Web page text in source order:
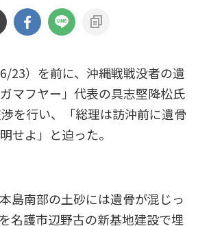
23）を前に、沖縄戦戦没者の遺
マフヤー」代表の具志堅降松氏
を行い、「総理は訪沖前に遺骨
せよ」と迫った。
島南部の土砂には遺骨が混じっ
名護市辺野古の新基地建設で埋